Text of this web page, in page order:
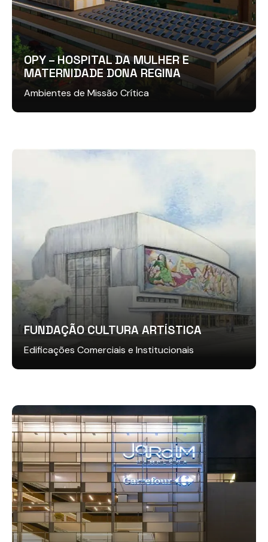
OPY – HOSPITAL DA MULHER E
MATERNIDADE DONA REGINA
Ambientes de Missão Crítica
FUNDAÇÃO CULTURA ARTÍSTICA
Edificações Comerciais e Institucionais